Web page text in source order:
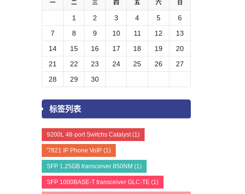
一 二 三 四 五 六 日
1 2 3 4 5
6
7
8 9 10 11 12
13
14
15 16 17 18 19
20
21
22 23 24 25 26
27
28
29 30
标签列表
9200L 48-port Switchs Catalyst(1)
'7821 IP Phone VoIP (1)
SFP 1.25GB transceiver 850NM (1)
SFP 1000BASE-T transceiver GLC-TE (1)